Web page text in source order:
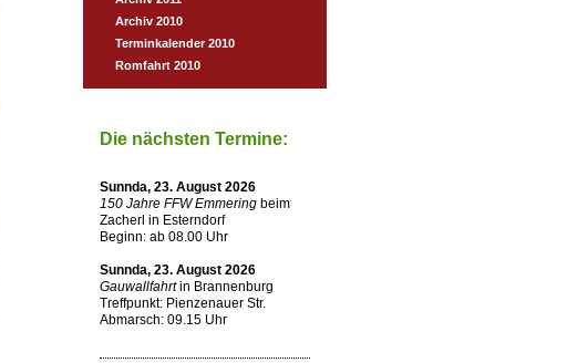
Archiv 2010
Terminkalender 2010
Romfahrt 2010
Die nächsten Termine:
Sunnda, 23. August 2026
150 Jahre FFW Emmering beim
Zacherl in Esterndorf
Beginn: ab 08.00 Uhr
Sunnda, 23. August 2026
Gauwallfahrtin Brannenburg
Treffpunkt: Pienzenauer Str.
Abmarsch: 09.15 Uhr